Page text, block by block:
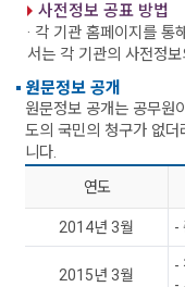
사전정보 공표 방법
· 각 기관 홈페이지를 통
서는 각 기관의 사전정
원문정보 공개
원문정보 공개는 공무원
도의 국민의 청구가 없
니다.
연도
2014년 3월 -
2015년 3월
-